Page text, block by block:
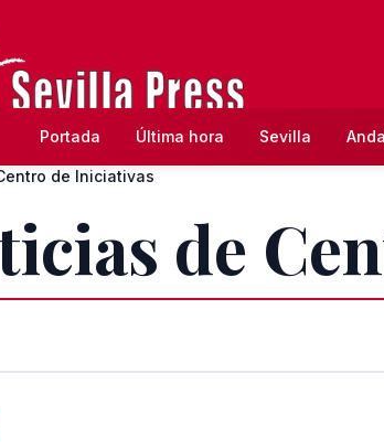
Portada Última hora Sevilla
de Iniciativas
de